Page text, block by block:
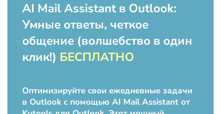
AI Mail Assistant в Outlook:
Умные ответы, четкое
общение (волшебство в один
клик!) БЕСПЛАТНО
Оптимизируйте свои ежедневные задачи
в Outlook с помощью AI Mail Assistant от